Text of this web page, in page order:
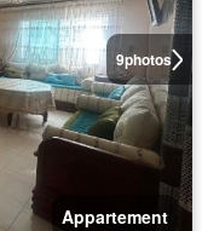
9photos
Appartement